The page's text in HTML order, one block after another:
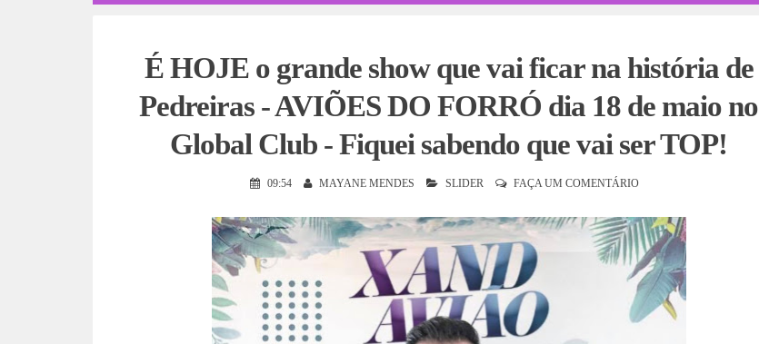
É HOJE o grande show que vai ficar na história de
Pedreiras - AVIÕES DO FORRÓ dia 18 de maio no
Global Club - Fiquei sabendo que vai ser TOP!
09:54 MAYANE MENDES SLIDER FAÇA UM COMENTÁRIO